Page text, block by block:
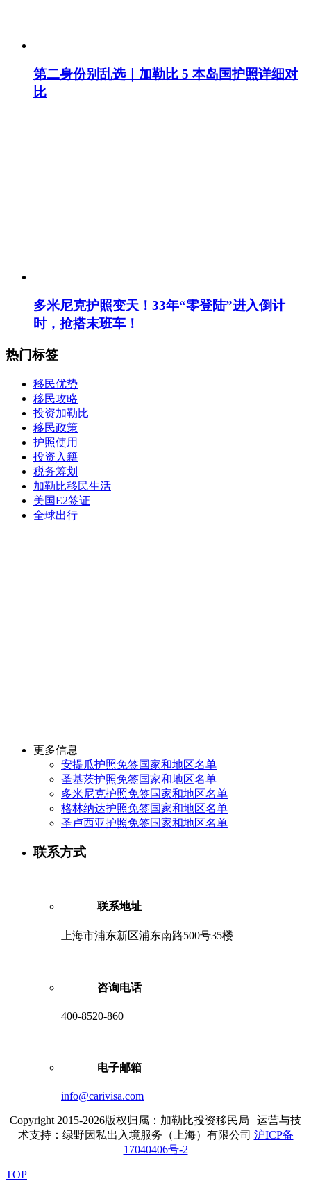
第二身份别乱选｜加勒比 5 本岛国护照详细对
比
多米尼克护照变天！33年“零登陆”进入倒计
时，抢搭末班车！
热门标签
移民优势
移民攻略
投资加勒比
移民政策
护照使用
投资入籍
税务筹划
加勒比移民生活
美国E2签证
全球出行
更多信息
安提瓜护照免签国家和地区名单
圣基茨护照免签国家和地区名单
多米尼克护照免签国家和地区名单
格林纳达护照免签国家和地区名单
圣卢西亚护照免签国家和地区名单
联系方式
联系地址
上海市浦东新区浦东南路500号35楼
咨询电话
400-8520-860
电子邮箱
info@carivisa.com
Copyright 2015-2026版权归属：加勒比投资移民局 | 运营与技
术支持：绿野因私出入境服务（上海）有限公司 沪ICP备
17040406号-2
TOP